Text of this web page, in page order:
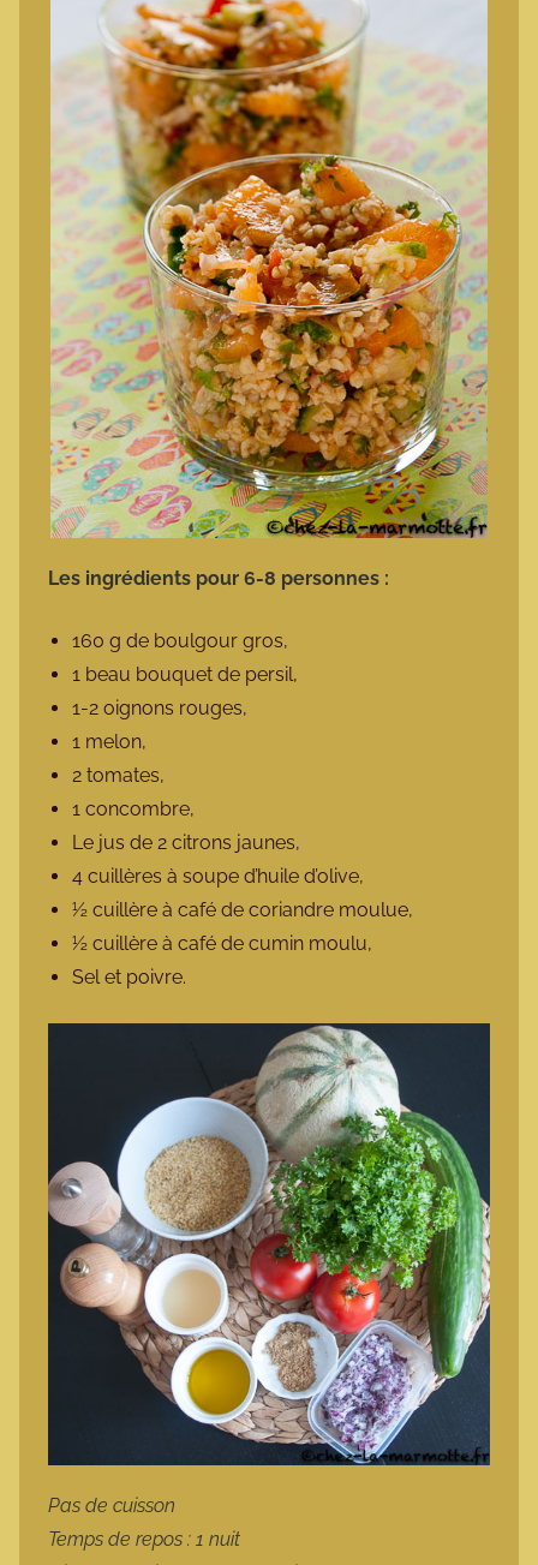
Les ingrédients pour 6-8 personnes :
160 g de boulgour gros,
1 beau bouquet de persil,
1-2 oignons rouges,
1 melon,
2 tomates,
1 concombre,
Le jus de 2 citrons jaunes,
4 cuillères à soupe d’huile d’olive,
½ cuillère à café de coriandre moulue,
½ cuillère à café de cumin moulu,
Sel et poivre.
Pas de cuisson
Temps de repos : 1 nuit